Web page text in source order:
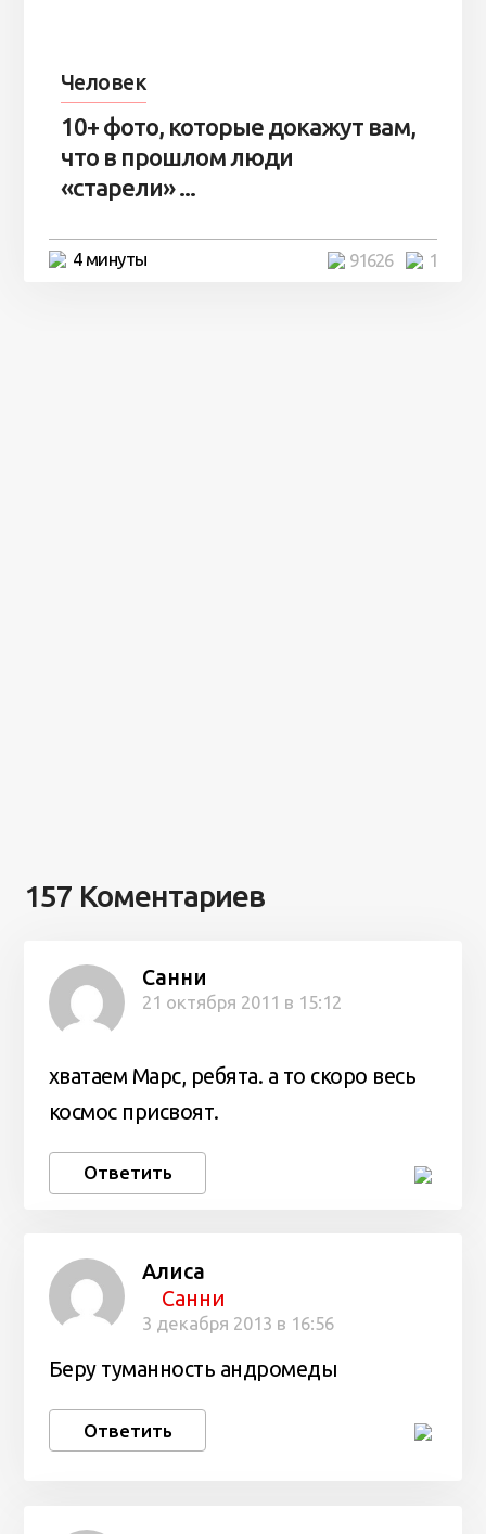
Человек
10+ фото, которые докажут вам,
что в прошлом люди
«старели» ...
4 минуты 1
91626
157 Коментариев
Санни
21 октября 2011 в 15:12
хватаем Марс, ребята. а то скоро весь
космос присвоят.
Ответить
Алиса
Санни
3 декабря 2013 в 16:56
Беру туманность андромеды
Ответить